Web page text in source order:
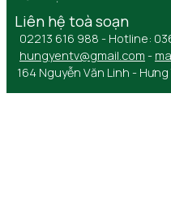
Liên hệ toà soạn
02213 616 988 - Hotline:
hungyentv@gmail.com -
164 Nguyễn Văn Linh - Hưng